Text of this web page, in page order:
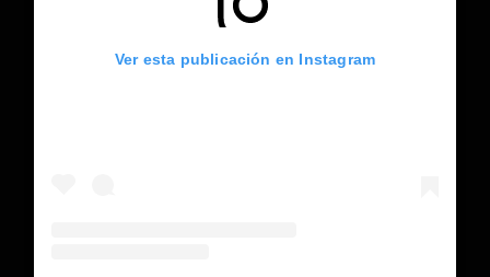
Ver esta publicación en Instagram